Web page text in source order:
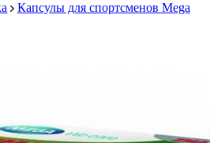
Капсулы для спортсменов Mega